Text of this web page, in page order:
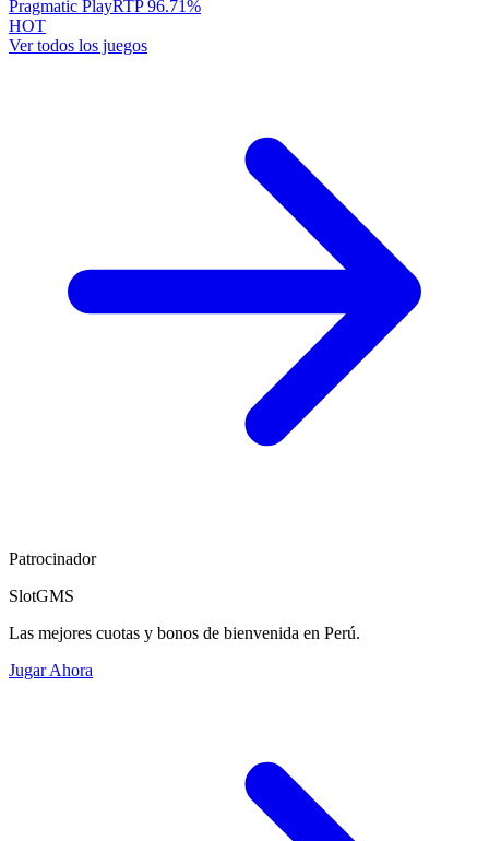
Pragmatic PlayRTP96.71%
HOT
Ver todos los juegos
Patrocinador
SlotGMS
Las mejores cuotas y bonos de bienvenida en Perú.
Jugar Ahora